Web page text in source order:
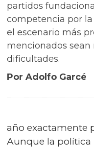
partidos
competencia por
el escenario más
mencionados
dificultades.
Por Adolfo Garcé
año exactamente
Aunque la política